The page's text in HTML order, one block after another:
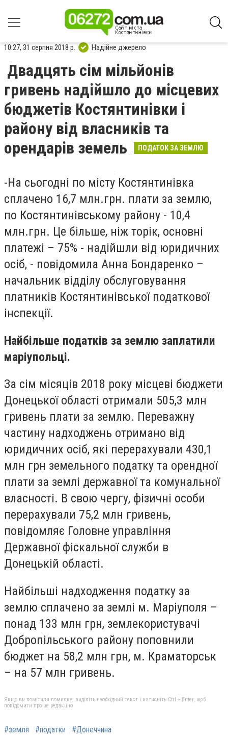
10:27, 31 серпня 2018 р. Надійне джерело
Двадцять сім мільйонів
гривень надійшло до місцевих
бюджетів Костянтинівки і
району від власників та
орендарів земель
ПОДАТОК ЗА ЗЕМЛЮ
-На сьогодні по місту Костянтинівка
сплачено 16,7 млн.грн. плати за землю,
по Костянтинівському району - 10,4
млн.грн. Це більше, ніж торік, основні
платежі – 75% - надійшли від юридичних
осіб, - повідомила Анна Бондаренко –
начальник відділу обслуговування
платників Костянтинівської податкової
інспекції.
Найбільше податків за землю заплатили
маріупольці.
За сім місяців 2018 року місцеві бюджети
Донецької області отримали 505,3 млн
гривень плати за землю. Переважну
частину надходжень отримано від
юридичних осіб, які перерахували 430,1
млн грн земельного податку та орендної
плати за землі державної та комунальної
власності. В свою чергу, фізичні особи
перерахували 75,2 млн гривень,
повідомляє Головне управління
Державної фіскальної служби в
Донецькій області.
Найбільші надходження податку за
землю сплачено за землі м. Маріуполя –
понад 133 млн грн, землекористувачі
Добропільського району поповнили
бюджет на 58,2 млн грн, м. Краматорськ
– на 57 млн гривень.
Якщо ви помітили помилку, виділіть необхідний текст і натисніть Ctrl + Enter, щоб
повідомити про це редакцію
#земля #податки #Донеччина